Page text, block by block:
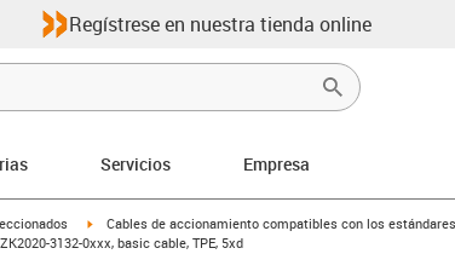
Regístrese en nuestra tienda online
Servicios Empresa
right igus-icon-arrow-right
Cables de accionamiento compatibles con los
3132-0xxx, basic cable, TPE, 5xd